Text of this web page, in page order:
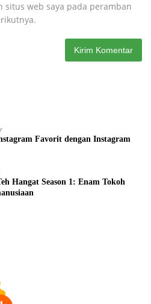
situs web saya pada peramban
Favorit dengan Instagram
Hangat Season 1: Enam Tokoh